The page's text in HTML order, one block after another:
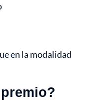
en la modalidad